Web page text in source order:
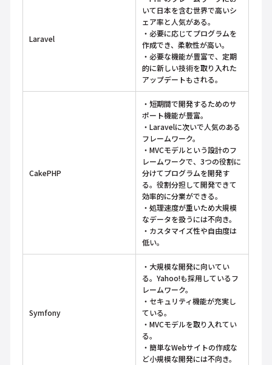
Laravel
いて日本を含む世界で高いシ
ェア率と人気がある。
・必要に応じてプログラムを
作成でき、柔軟性が高い。
・必要な機能が豊富で、定期
的に新しい技術を取り入れた
アップデートもされる。
CakePHP
・短期間で開発するためのサ
ポート機能が豊富。
・Laravelに次いで人気のある
フレームワーク。
・MVCモデルという設計のフ
レームワークで、3つの役割に
分けてプログラムを開発す
る。役割分担して開発できて
効率的に分業ができる。
・処理速度が重いため大規模
なデータを扱うには不向き。
・カスタマイズ性や自由度は
低い。
Symfony
・大規模な開発に向いてい
る。Yahoo!も採用しているフ
レームワーク。
・セキュリティ機能が充実し
ている。
・MVCモデルを取り入れてい
る。
・簡単なWebサイトの作成な
ど小規模な開発には不向き。